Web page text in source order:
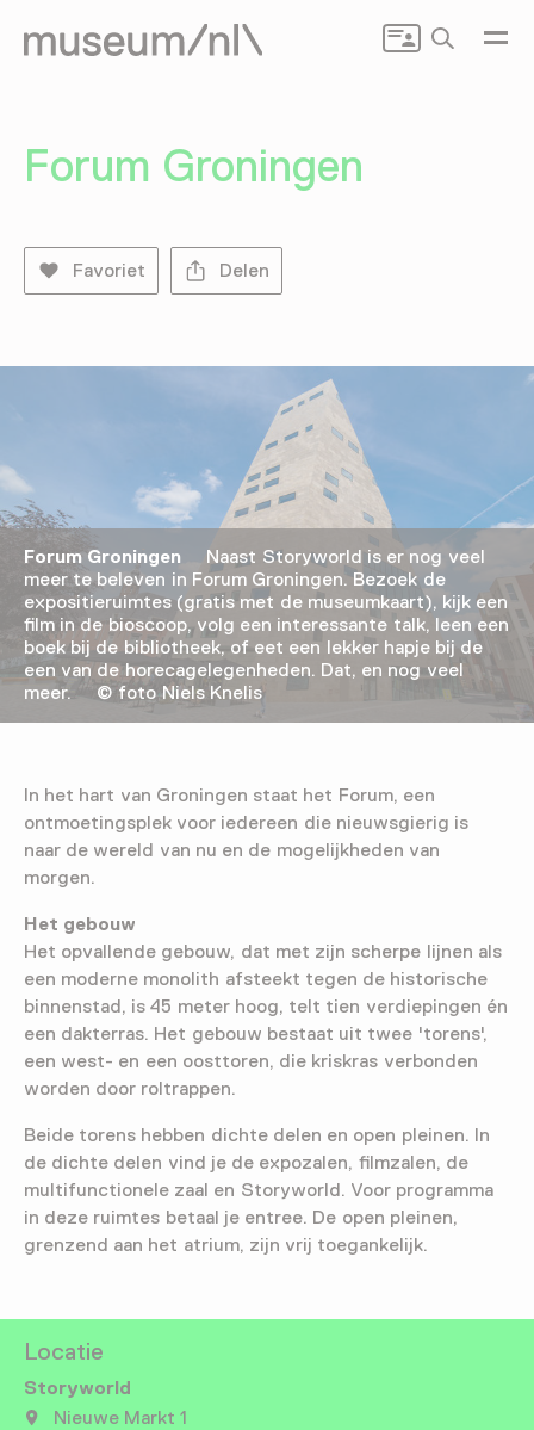
Zoeken
Forum Groningen
Favoriet Delen
Forum Groningen Naast Storyworld is er nog veel
meer te beleven in Forum Groningen. Bezoek de
expositieruimtes (gratis met de museumkaart), kijk een
film in de bioscoop, volg een interessante talk, leen een
boek bij de bibliotheek, of eet een lekker hapje bij de
een van de horecagelegenheden. Dat, en nog veel
meer. © foto Niels Knelis
In het hart van Groningen staat het Forum, een
ontmoetingsplek voor iedereen die nieuwsgierig is
naar de wereld van nu en de mogelijkheden van
morgen.
Het gebouw
Het opvallende gebouw, dat met zijn scherpe lijnen als
een moderne monolith afsteekt tegen de historische
binnenstad, is 45 meter hoog, telt tien verdiepingen én
een dakterras. Het gebouw bestaat uit twee 'torens',
een west- en een oosttoren, die kriskras verbonden
worden door roltrappen.
Beide torens hebben dichte delen en open pleinen. In
de dichte delen vind je de expozalen, filmzalen, de
multifunctionele zaal en Storyworld. Voor programma
in deze ruimtes betaal je entree. De open pleinen,
grenzend aan het atrium, zijn vrij toegankelijk.
Locatie
Storyworld
Nieuwe Markt 1